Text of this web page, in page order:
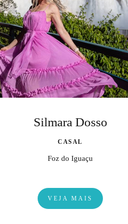
Silmara Dosso
CASAL
Foz do Iguaçu
VEJA MAIS